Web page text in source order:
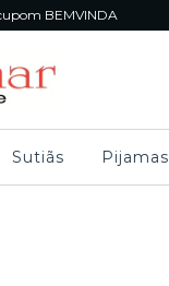
BEMVINDA
Sutiãs Pijamas